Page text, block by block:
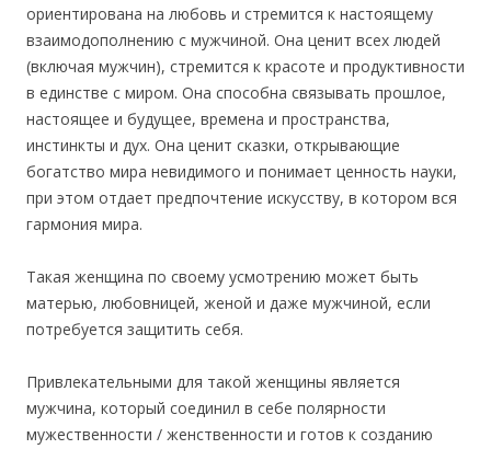
ориентирована на любовь и стремится к настоящему
взаимодополнению с мужчиной. Она ценит всех людей
(включая мужчин), стремится к красоте и продуктивности
в единстве с миром. Она способна связывать прошлое,
настоящее и будущее, времена и пространства,
инстинкты и дух. Она ценит сказки, открывающие
богатство мира невидимого и понимает ценность науки,
при этом отдает предпочтение искусству, в котором вся
гармония мира.
Такая женщина по своему усмотрению может быть
матерью, любовницей, женой и даже мужчиной, если
потребуется защитить себя.
Привлекательными для такой женщины является
мужчина, который соединил в себе полярности
мужественности / женственности и готов к созданию